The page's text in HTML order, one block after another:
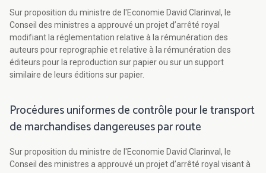
Sur proposition du ministre de l'Economie David Clarinval, le
Conseil des ministres a approuvé un projet d’arrêté royal
modifiant la réglementation relative à la rémunération des
auteurs pour reprographie et relative à la rémunération des
éditeurs pour la reproduction sur papier ou sur un support
similaire de leurs éditions sur papier.
Procédures uniformes de contrôle pour le transport
de marchandises dangereuses par route
Sur proposition du ministre de l'Economie David Clarinval, le
Conseil des ministres a approuvé un projet d’arrêté royal visant à